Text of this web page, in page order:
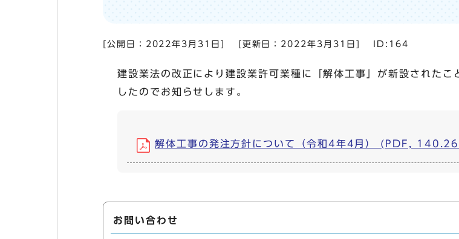
[公開日： 2022年3月31日 [更新日： 2022年3月31日 ID:164
建設業法の改正により建設業許可業種に「解体工事」が新設された
したのでお知らせします。
解体工事の発注方針について（令和4年4月） (PDF,
お問い合わせ